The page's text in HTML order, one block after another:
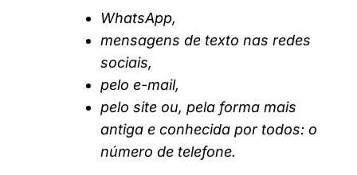
WhatsApp,
mensagens de texto nas redes
sociais,
pelo e-mail,
pelo site ou, pela forma mais
antiga e conhecida por todos: o
número de telefone.